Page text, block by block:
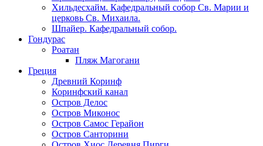
Хильдесхайм. Кафедральный собор Cв. Марии и
церковь Св. Михаила.
Шпайер. Кафедральный собор.
Гондурас
Роатан
Пляж Магогани
Греция
Древний Коринф
Коринфский канал
Остров Делос
Остров Миконос
Остров Самос Герайон
Остров Санторини